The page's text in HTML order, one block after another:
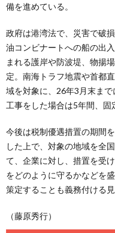
備を進めている。
政府は港湾法で、災害で破
油コンビナートへの船の出
まれる護岸や防波堤、物揚
定。南海トラフ地震や首都
域を対象に、26年3月末ま
工事をした場合は5年間、固
今後は税制優遇措置の期間
した上で、対象の地域を全
て、企業に対し、措置を受
をどのように守るかなどを
策定することも義務付ける見
（藤原秀行）